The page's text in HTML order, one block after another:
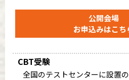
公開会場
お申込みはこち
CBT受験
全国のテストセンターに設置